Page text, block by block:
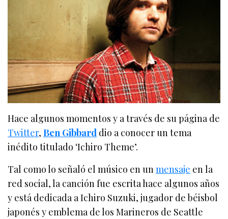
Hace algunos momentos y a través de su página de
Twitter,Ben Gibbard dio a conocer un tema
inédito titulado ‘Ichiro Theme’.
Tal como lo señaló el músico en unmensaje en la
red social, la canción fue escrita hace algunos años
y está dedicada a Ichiro Suzuki, jugador de béisbol
japonés y emblema de los Marineros de Seattle